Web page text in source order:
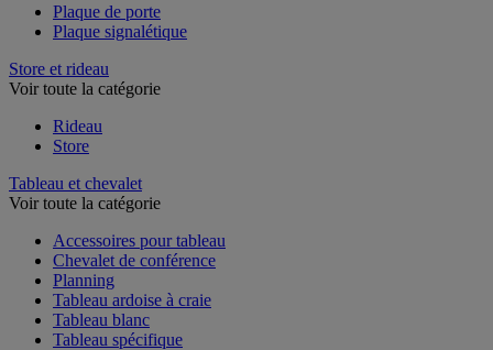
Plaque de porte
Plaque signalétique
Store et rideau
Voir toute la catégorie
Rideau
Store
Tableau et chevalet
Voir toute la catégorie
Accessoires pour tableau
Chevalet de conférence
Planning
Tableau ardoise à craie
Tableau blanc
Tableau spécifique